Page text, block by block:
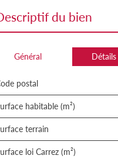
descriptif du bien
Général
Code postal
Surface habitable (m²)
surface terrain
Surface loi Carrez (m²)